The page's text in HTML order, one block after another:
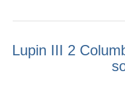
Lupin III 2